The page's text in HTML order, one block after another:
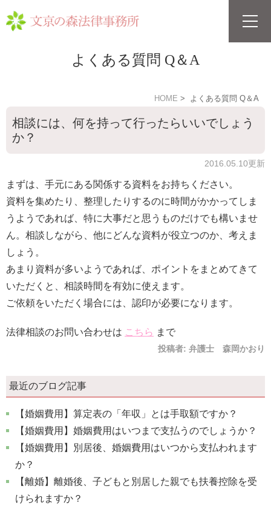
よくある質問 Q＆A
HOME よくある質問 Q＆A
相談には、何を持って行ったらいいでしょう
か？
2016.05.10更新
まずは、手元にある関係する資料をお持ちください。
資料を集めたり、整理したりするのに時間がかかってしま
うようであれば、特に大事だと思うものだけでも構いませ
ん。相談しながら、他にどんな資料が役立つのか、考えま
しょう。
あまり資料が多いようであれば、ポイントをまとめてきて
いただくと、相談時間を有効に使えます。
ご依頼をいただく場合には、認印が必要になります。
法律相談のお問い合わせは こちら まで
投稿者: 弁護士 森岡かおり
最近のブログ記事
【婚姻費用】算定表の「年収」とは手取額ですか？
【婚姻費用】婚姻費用はいつまで支払うのでしょうか？
【婚姻費用】別居後、婚姻費用はいつから支払われます
か？
【離婚】離婚後、子どもと別居した親でも扶養控除を受
けられますか？